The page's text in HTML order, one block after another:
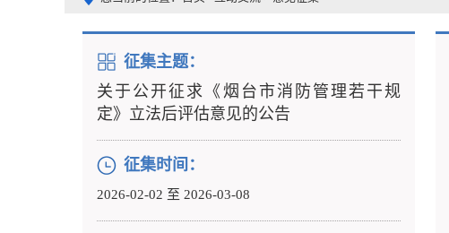
征集主题：
关于公开征求《烟台市消防管理若干规
定》立法后评估意见的公告
征集时间：
2026-02-02 至 2026-03-08